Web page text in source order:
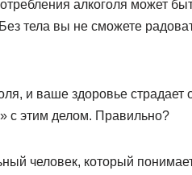
алкоголя может
тела вы не сможете
и ваше здоровье страдает
с этим делом. Правильно?
человек, который